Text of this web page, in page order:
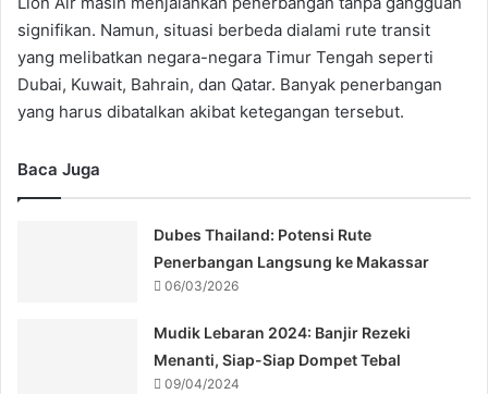
signifikan. Namun, situasi berbeda dialami rute transit
yang melibatkan negara-negara Timur Tengah seperti
Dubai, Kuwait, Bahrain, dan Qatar. Banyak penerbangan
yang harus dibatalkan akibat ketegangan tersebut.
Baca Juga
Dubes Thailand: Potensi Rute
Penerbangan Langsung ke Makassar
06/03/2026
Mudik Lebaran 2024: Banjir Rezeki
Menanti, Siap-Siap Dompet Tebal
09/04/2024